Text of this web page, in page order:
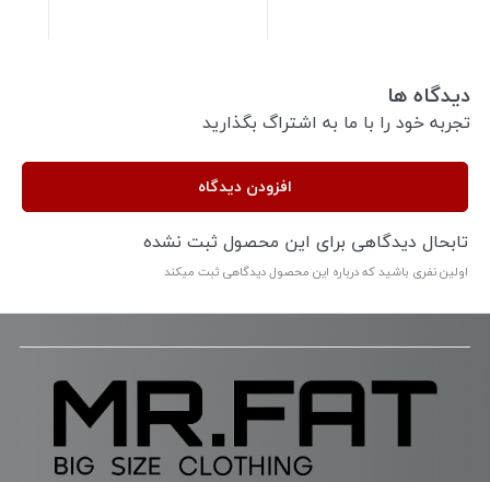
دیدگاه ها
تجربه خود را با ما به اشتراگ بگذارید
افزودن دیدگاه
تابحال دیدگاهی برای این محصول ثبت نشده
اولین نفری باشید که درباره این محصول دیدگاهی ثبت میکند